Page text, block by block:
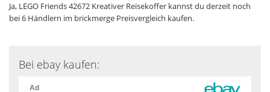
Ja, LEGO Friends 42672 Kreativer Reisekoffer kannst du derzeit noch
bei 6 Händlern im brickmerge Preisvergleich kaufen.
Bei ebay kaufen: